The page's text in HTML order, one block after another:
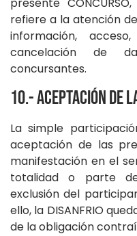
refiere a la atención
información,
cancelación de
concursantes.
10.- Aceptación de
La simple
aceptación de las
manifestación en el
totalidad o parte
exclusión del
ello, la DISANFRIO
de la obligación